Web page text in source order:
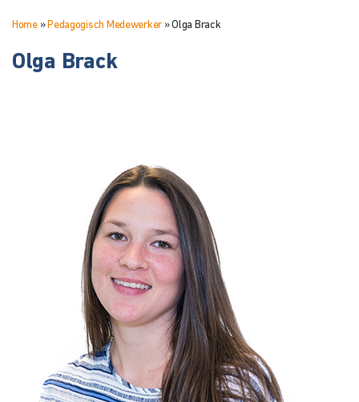
Home» Pedagogisch Medewerker »Olga Brack
Olga Brack